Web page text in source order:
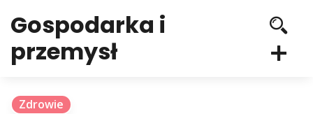
Gospodarka i
przemysł
Zdrowie